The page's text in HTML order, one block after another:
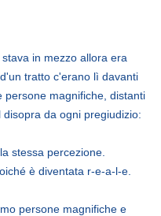
in mezzo allora era
tratto c'erano lì davanti
persone magnifiche, distanti
da ogni pregiudizio:
stessa percezione.
è diventata r-e-a-l-e.
persone magnifiche e